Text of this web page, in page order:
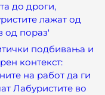
до дроги,
лажат од
од пораз'
подбивања и
контекст:
на работ да ги
Лабуристите во